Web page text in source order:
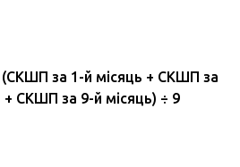
(СКШП за 1-й місяць + СКШП за
СКШП за 9-й місяць) ÷ 9